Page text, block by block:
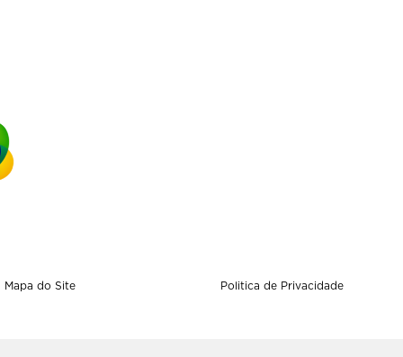
Mapa do Site Politica de Privacidade